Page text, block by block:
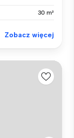
30 m²
Zobacz więcej